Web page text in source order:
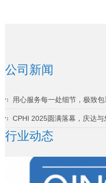
公司新闻
用心服务每一处细节，极致
CPHI 2025圆满落幕，庆达
行业动态